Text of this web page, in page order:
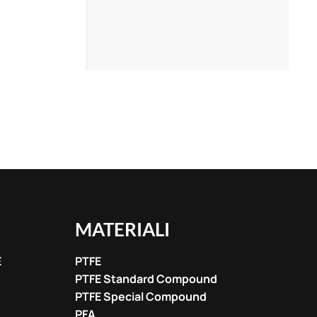
MATERIALI
PTFE
PTFE Standard Compound
PTFE Special Compound